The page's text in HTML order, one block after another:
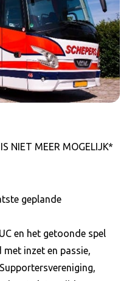
NIET MEER MOGELIJK*
geplande
en het getoonde spel
inzet en passie,